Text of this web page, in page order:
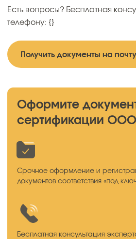
Есть вопросы? Бесплатная
телефону: {}
Получить документы на почту
Оформите
сертификации ООО
Срочное оформление и
документов соответствия «под
Бесплатная консультация